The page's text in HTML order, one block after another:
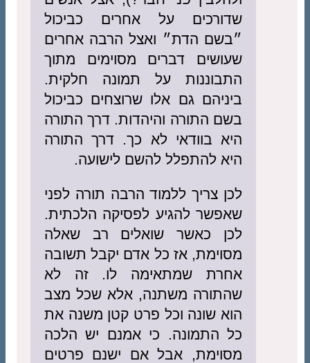
שדורכים על אחרים כביכול
״בשם הדת״ ואצל הרבה אחרים
שעושים דברים מסוימים מתוך
התבוננות על תמונה חלקית.
ביניהם גם אלו שרוצחים כביכול
בשם התורה והיהדות. דרך התורה
היא בוודאי לא כך. דרך התורה
היא להתפלל להשם לישועה.
לכן צריך ללמוד הרבה תורה לפני
שאפשר להגיע לפסיקה הלכתית.
לכן כאשר שואלים רב שאלה
מסוימת, אז כל אדם יקבל תשובה
אחרת שמתאימה לו. זה לא
שהתורה משתנה, אלא שכל מצב
הוא שונה וכל פרט קטן משנה את
כל התמונה. כי אמנם יש הלכה
מסוימת, אבל אם ישנם פרטים